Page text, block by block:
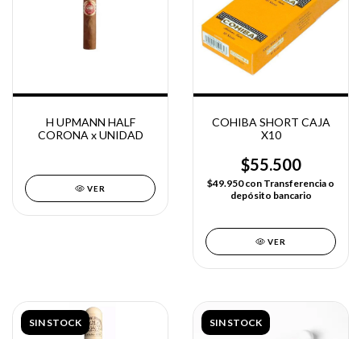
H UPMANN HALF
CORONA x UNIDAD
VER
COHIBA SHORT CAJA
X10
$55.500
$49.950con Transferencia o
depósito bancario
VER
SIN STOCK SIN STOCK